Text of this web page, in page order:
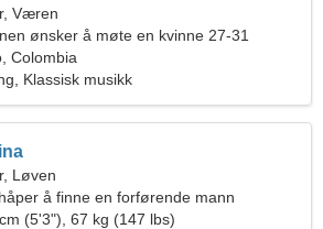
Væren
ønsker å møte en kvinne 27-31
Colombia
Klassisk musikk
Løven
å finne en forførende mann
(5'3"), 67 kg (147 lbs)